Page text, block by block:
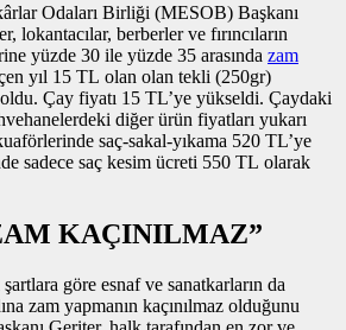
Odaları Birliği (MESOB) Başkanı
lokantacılar, berberler ve fırıncıların
yüzde 30 ile yüzde 35 arasında zam
yıl 15 TL olan olan tekli (250gr)
Çay fiyatı 15 TL’ye yükseldi. Çaydaki
diğer ürün fiyatları yukarı
saç-sakal-yıkama 520 TL’ye
sadece saç kesim ücreti 550 TL olarak
KAÇINILMAZ”
göre esnaf ve sanatkarların da
zam yapmanın kaçınılmaz olduğunu